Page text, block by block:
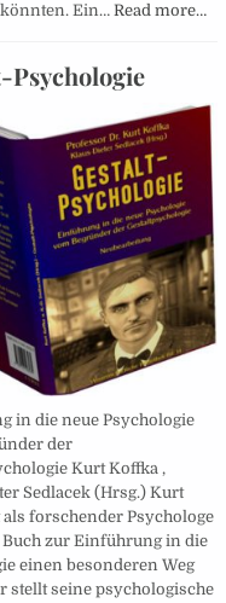
Ein…Read more…
Psychologie
in die neue Psychologie
der
Kurt Koffka ,
Sedlacek (Hrsg.) Kurt
als forschender Psychologe
zur Einführung in die
einen besonderen Weg
stellt seine psychologische